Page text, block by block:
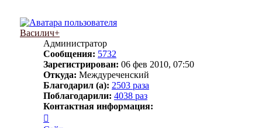
Василич+
Администратор
Сообщения: 5732
Зарегистрирован: 06 фев 2010, 07:50
Откуда: Междуреченский
Благодарил (а): 2503 раза
Поблагодарили: 4038 раз
Контактная информация: